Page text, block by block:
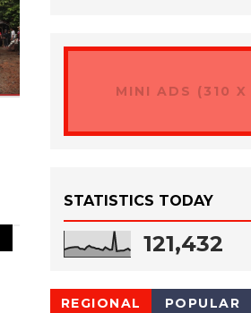
MINI ADS (310
STATISTICS TODAY
121,432
REGIONAL POPULAR